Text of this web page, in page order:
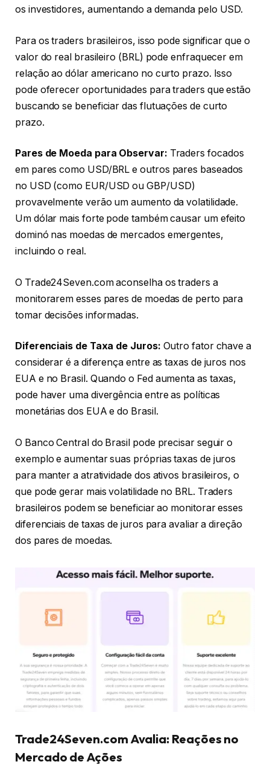
os investidores, aumentando a demanda pelo USD.
Para os traders brasileiros, isso pode significar que o
valor do real brasileiro (BRL) pode enfraquecer em
relação ao dólar americano no curto prazo. Isso
pode oferecer oportunidades para traders que estão
buscando se beneficiar das flutuações de curto
prazo.
Pares de Moeda para Observar: Traders focados
em pares como USD/BRL e outros pares baseados
no USD (como EUR/USD ou GBP/USD)
provavelmente verão um aumento da volatilidade.
Um dólar mais forte pode também causar um efeito
dominó nas moedas de mercados emergentes,
incluindo o real.
O Trade24Seven.com aconselha os traders a
monitorarem esses pares de moedas de perto para
tomar decisões informadas.
Diferenciais de Taxa de Juros: Outro fator chave a
considerar é a diferença entre as taxas de juros nos
EUA e no Brasil. Quando o Fed aumenta as taxas,
pode haver uma divergência entre as políticas
monetárias dos EUA e do Brasil.
O Banco Central do Brasil pode precisar seguir o
exemplo e aumentar suas próprias taxas de juros
para manter a atratividade dos ativos brasileiros, o
que pode gerar mais volatilidade no BRL. Traders
brasileiros podem se beneficiar ao monitorar esses
diferenciais de taxas de juros para avaliar a direção
dos pares de moedas.
Trade24Seven.com Avalia: Reações no
Mercado de Ações